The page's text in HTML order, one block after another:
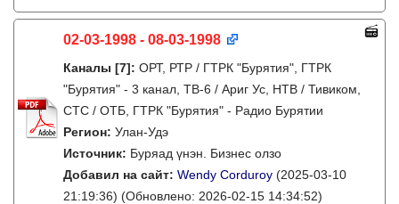
02-03-1998 - 08-03-1998
Каналы [7]: ОРТ, РТР / ГТРК "Бурятия", ГТРК
"Бурятия" - 3 канал, ТВ-6 / Ариг Ус, НТВ / Тивиком,
СТС / ОТБ, ГТРК "Бурятия" - Радио Бурятии
Регион: Улан-Удэ
Источник: Буряад үнэн. Бизнес олзо
Добавил на сайт: Wendy Corduroy (2025-03-10
21:19:36) (Обновлено: 2026-02-15 14:34:52)